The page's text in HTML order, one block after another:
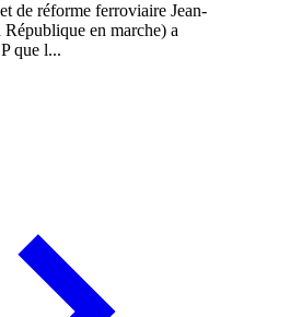
de réforme ferroviaire Jean-
en marche) a
que l...